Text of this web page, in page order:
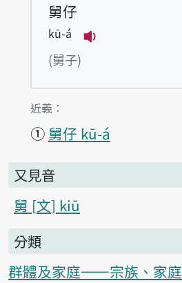
舅仔
kū-á
(舅子)
第2項釋義的
近義：
① 舅仔 kū-á
又見音
舅 文 kiū
分類
群體及家庭——宗族、家庭